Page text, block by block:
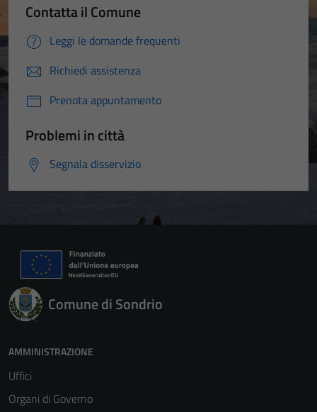
Contatta il Comune
Leggi le domande frequenti
Richiedi assistenza
Prenota appuntamento
Problemi in città
Segnala disservizio
Comune di Sondrio
AMMINISTRAZIONE
Uffici
Organi di Governo
informazioni